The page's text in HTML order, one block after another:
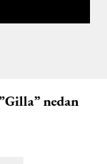
nedan